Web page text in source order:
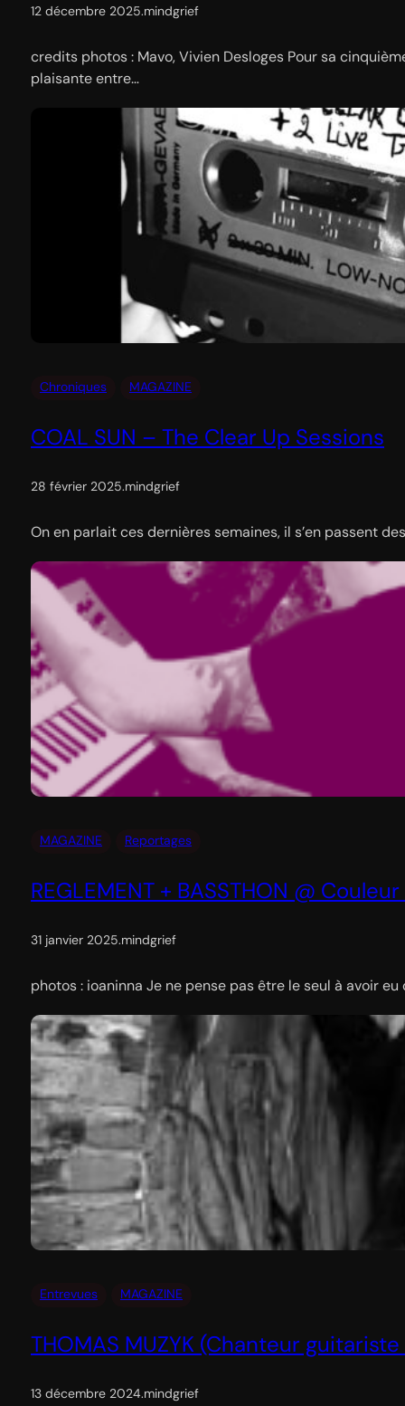
12 décembre 2025.mindgrief
credits photos : Mavo, Vivien Desloges Pour sa
plaisante entre…
Chroniques MAGAZINE
COAL SUN – The Clear Up Sessions
28 février 2025.mindgrief
On en parlait ces dernières semaines, il s’en passent
MAGAZINE Reportages
REGLEMENT + BASSTHON @
31 janvier 2025.mindgrief
photos : ioaninna Je ne pense pas être le seul à avoir
Entrevues MAGAZINE
THOMAS MUZYK (Chanteur
13 décembre 2024.mindgrief